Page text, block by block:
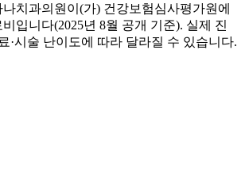
치과의원이(가) 건강보험심사평가원에
입니다(2025년 8월 공개 기준). 실제 진
·시술 난이도에 따라 달라질 수 있습니다.